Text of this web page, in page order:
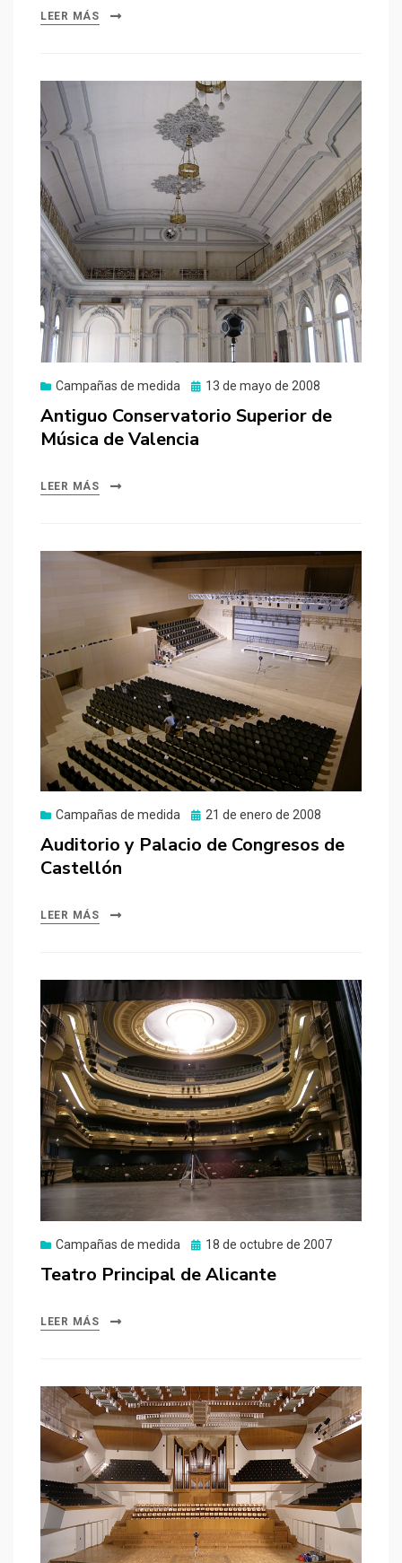
LEER MÁS
Campañas de medida
Publicado
13 de mayo de 2008
Antiguo Conservatorio Superior de
Música de Valencia
LEER MÁS
Campañas de medida
Publicado
21 de enero de 2008
Auditorio y Palacio de Congresos de
Castellón
LEER MÁS
Campañas de medida
Publicado
18 de octubre de 2007
Teatro Principal de Alicante
LEER MÁS